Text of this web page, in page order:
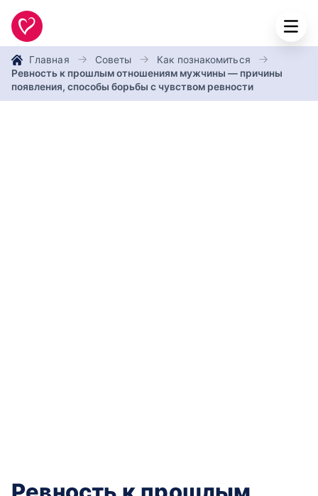
Главная Советы
Как познакомиться
Ревность к прошлым отношениям мужчины — причины
появления, способы борьбы с чувством ревности